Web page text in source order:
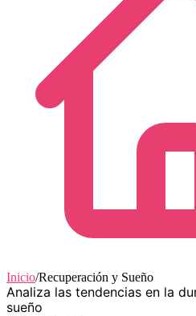
Inicio/Recuperación y Sueño
Analiza las tendencias en la
sueño